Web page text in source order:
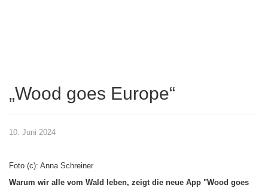
„Wood goes Europe“
10. Juni 2024
Foto (c): Anna Schreiner
Warum wir alle vom Wald leben, zeigt die neue App "Wood goes